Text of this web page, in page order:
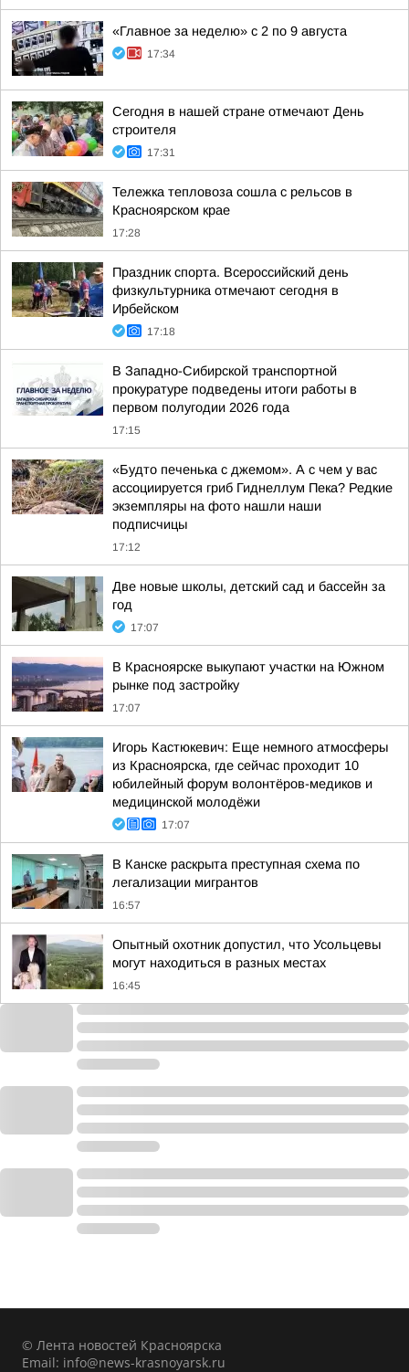
«Главное за неделю» с 2 по 9 августа
17:34
Сегодня в нашей стране отмечают День
строителя
17:31
Тележка тепловоза сошла с рельсов в
Красноярском крае
17:28
Праздник спорта. Всероссийский день
физкультурника отмечают сегодня в
Ирбейском
17:18
В Западно-Сибирской транспортной
прокуратуре подведены итоги работы в
первом полугодии 2026 года
17:15
«Будто печенька с джемом». А с чем у вас
ассоциируется гриб Гиднеллум Пека? Редкие
экземпляры на фото нашли наши
подписчицы
17:12
Две новые школы, детский сад и бассейн за
год
17:07
В Красноярске выкупают участки на Южном
рынке под застройку
17:07
Игорь Кастюкевич: Еще немного атмосферы
из Красноярска, где сейчас проходит 10
юбилейный форум волонтёров-медиков и
медицинской молодёжи
17:07
В Канске раскрыта преступная схема по
легализации мигрантов
16:57
Опытный охотник допустил, что Усольцевы
могут находиться в разных местах
16:45
© Лента новостей Красноярска
Email: info@news-krasnoyarsk.ru